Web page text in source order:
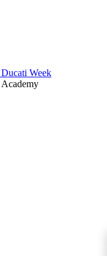
Week